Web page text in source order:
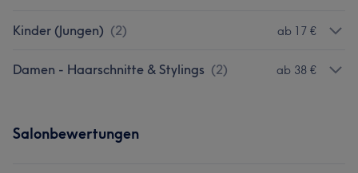
Kinder (Jungen) (2) ab 17 €
Damen - Haarschnitte & Stylings (2) ab 38 €
Salonbewertungen